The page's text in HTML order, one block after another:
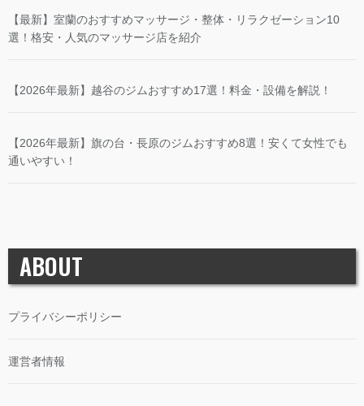
【最新】室蘭のおすすめマッサージ・整体・リラクゼーション10
選！格安・人気のマッサージ店を紹介
【2026年最新】越谷のジムおすすめ17選！料金・設備を解説！
【2026年最新】旗の台・長原のジムおすすめ8選！安くて女性でも
通いやすい！
ABOUT
プライバシーポリシー
運営者情報